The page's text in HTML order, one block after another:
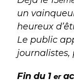
un
heureux
Le public
journalistes,
Fin du 1 er